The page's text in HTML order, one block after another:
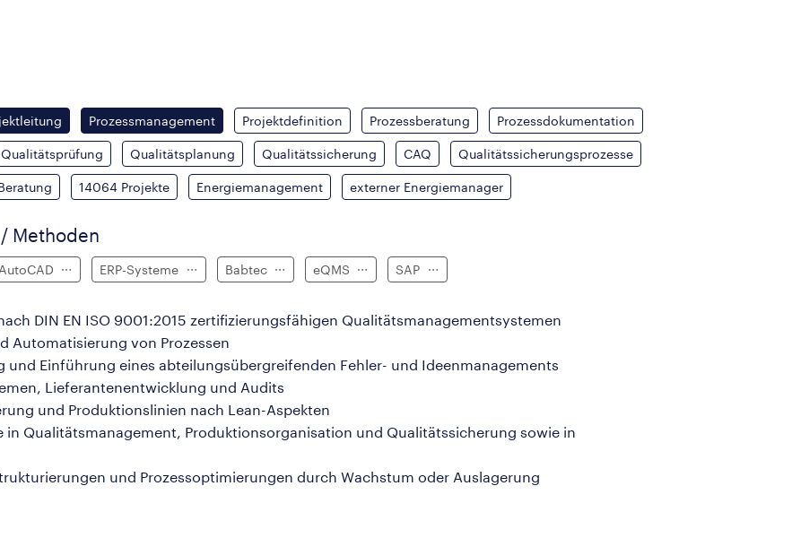
Prozessmanagement Projektdefinition Prozessberatung Prozessdokumentation
Qualitätsprüfung Qualitätsplanung Qualitätssicherung CAQ Qualitätssicherungsprozesse
14064 Projekte Energiemanagement externer Energiemanager
Methoden
AutoCAD ERP-Systeme Babtec eQMS SAP
DIN EN ISO 9001:2015 zertifizierungsfähigen Qualitätsmanagementsystemen
Automatisierung von Prozessen
und Einführung eines abteilungsübergreifenden Fehler- und Ideenmanagements
Lieferantenentwicklung und Audits
und Produktionslinien nach Lean-Aspekten
in Qualitätsmanagement, Produktionsorganisation und Qualitätssicherung sowie in
und Prozessoptimierungen durch Wachstum oder Auslagerung